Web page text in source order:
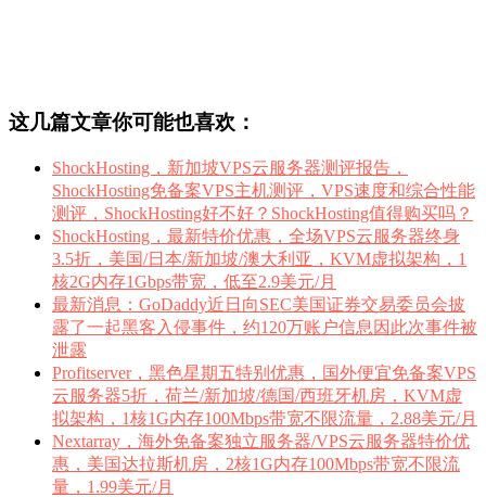
这几篇文章你可能也喜欢：
ShockHosting，新加坡VPS云服务器测评报告，
ShockHosting免备案VPS主机测评，VPS速度和综合性能
测评，ShockHosting好不好？ShockHosting值得购买吗？
ShockHosting，最新特价优惠，全场VPS云服务器终身
3.5折，美国/日本/新加坡/澳大利亚，KVM虚拟架构，1
核2G内存1Gbps带宽，低至2.9美元/月
最新消息：GoDaddy近日向SEC美国证券交易委员会披
露了一起黑客入侵事件，约120万账户信息因此次事件被
泄露
Profitserver，黑色星期五特别优惠，国外便宜免备案VPS
云服务器5折，荷兰/新加坡/德国/西班牙机房，KVM虚
拟架构，1核1G内存100Mbps带宽不限流量，2.88美元/月
Nextarray，海外免备案独立服务器/VPS云服务器特价优
惠，美国达拉斯机房，2核1G内存100Mbps带宽不限流
量，1.99美元/月